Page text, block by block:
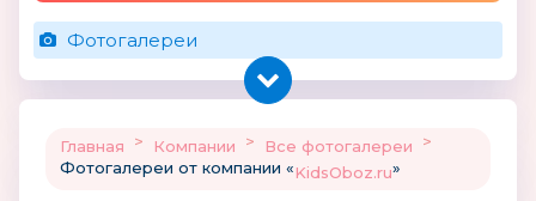
Фотогалереи
Главная > Компании > Все фотогалереи
>
Фотогалереи от компании «KidsOboz.ru»